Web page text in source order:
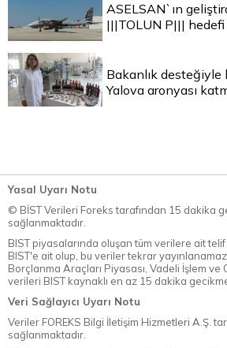
ASELSAN`ın
|||TOLUN P|||
Bakanlık desteğiyle
Yalova aronyası
Yasal Uyarı Notu
© BİST Verileri Foreks tarafından 15 dakika
sağlanmaktadır.
BIST piyasalarında oluşan tüm verilere ait
BIST'e ait olup, bu veriler tekrar
Borçlanma Araçları Piyasası, Vadeli İşlem ve
verileri BIST kaynaklı en az 15 dakika
Veri Sağlayıcı Uyarı Notu
Veriler FOREKS Bilgi İletişim Hizmetleri A.Ş.
sağlanmaktadır.